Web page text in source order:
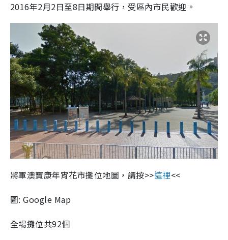
2016年2月2日至8日期間舉行，受區內市民歡迎。
將軍澳寶康年宵花市攤位地圖，請按>>這裡<<
圖: Google Map
全場攤位共92個